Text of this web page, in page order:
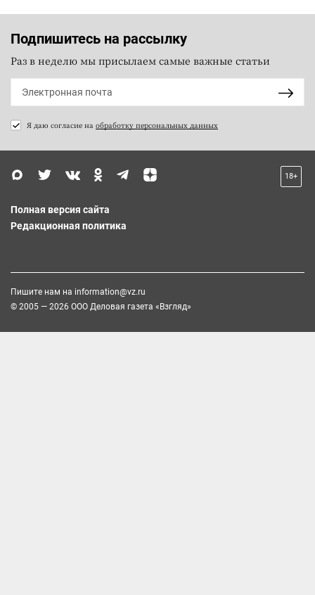
Подпишитесь на рассылку
Раз в неделю мы присылаем самые важные статьи
Я даю согласие на обработку персональных данных
18+
Полная версия сайта
Редакционная политика
Пишите нам на information@vz.ru
© 2005 — 2026 ООО Деловая газета «Взгляд»